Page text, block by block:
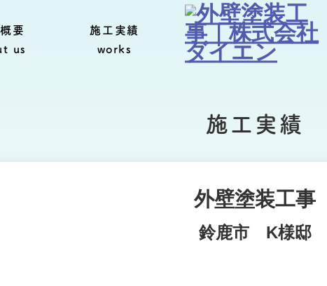
要
us
施工実績
works
施工実績
外壁塗装工事
鈴鹿市 K様邸